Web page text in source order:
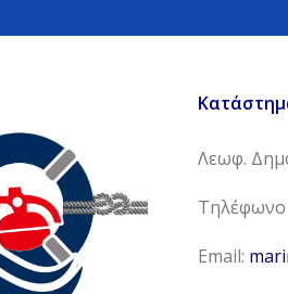
Λεωφ.
Τηλέφωνο
Email: